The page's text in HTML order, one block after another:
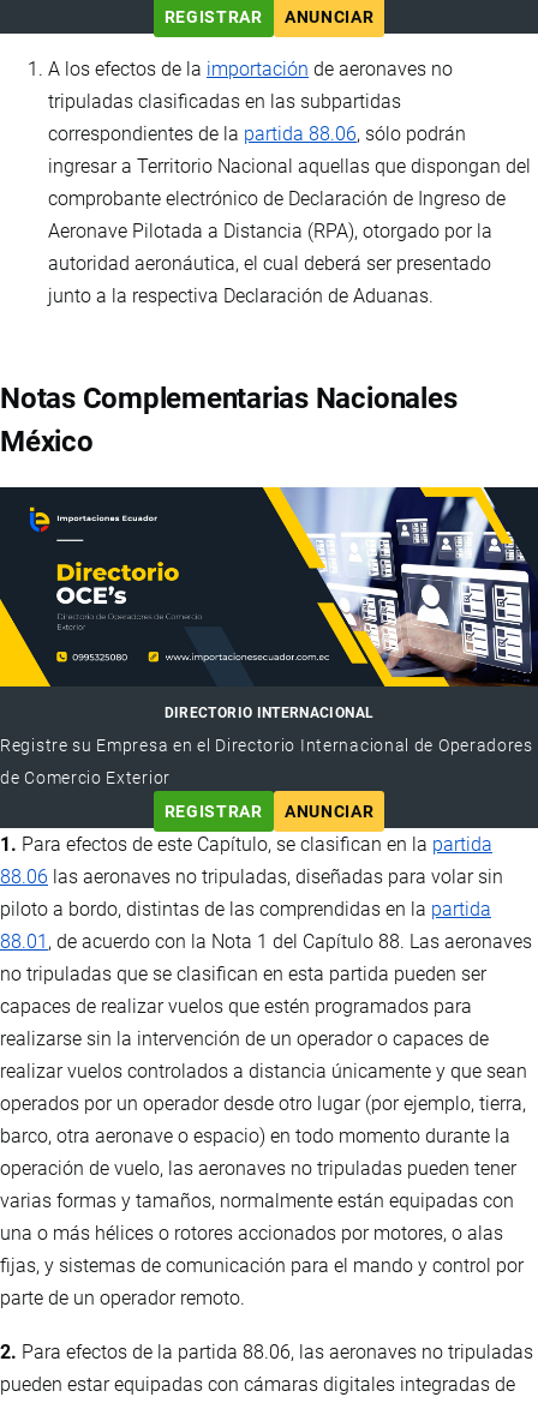
REGISTRAR ANUNCIAR
A los efectos de la importación de aeronaves no
tripuladas clasificadas en las subpartidas
correspondientes de la partida 88.06, sólo podrán
ingresar a Territorio Nacional aquellas que dispongan del
comprobante electrónico de Declaración de Ingreso de
Aeronave Pilotada a Distancia (RPA), otorgado por la
autoridad aeronáutica, el cual deberá ser presentado
junto a la respectiva Declaración de Aduanas.
Notas Complementarias Nacionales
México
DIRECTORIO INTERNACIONAL
Registre su Empresa en el Directorio Internacional de Operadores
de Comercio Exterior
REGISTRAR
ANUNCIAR
1. Para efectos de este Capítulo, se clasifican en la partida
88.06 las aeronaves no tripuladas, diseñadas para volar sin
piloto a bordo, distintas de las comprendidas en la partida
88.01 , de acuerdo con la Nota 1 del Capítulo 88. Las aeronaves
no tripuladas que se clasifican en esta partida pueden ser
capaces de realizar vuelos que estén programados para
realizarse sin la intervención de un operador o capaces de
realizar vuelos controlados a distancia únicamente y que sean
operados por un operador desde otro lugar (por ejemplo, tierra,
barco, otra aeronave o espacio) en todo momento durante la
operación de vuelo, las aeronaves no tripuladas pueden tener
varias formas y tamaños, normalmente están equipadas con
una o más hélices o rotores accionados por motores, o alas
fijas, y sistemas de comunicación para el mando y control por
parte de un operador remoto.
2. Para efectos de la partida 88.06, las aeronaves no tripuladas
pueden estar equipadas con cámaras digitales integradas de